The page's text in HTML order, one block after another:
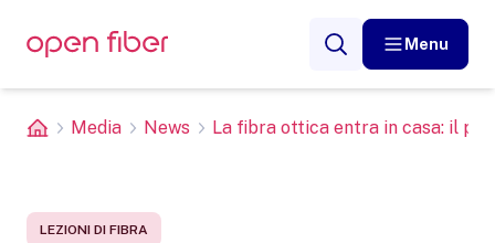
Menu
Media News La fibra ottica entra in casa: il
LEZIONI DI FIBRA